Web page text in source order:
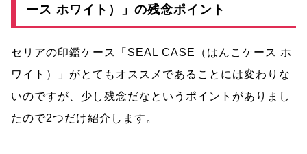
ース ホワイト）」の残念ポイント
セリアの印鑑ケース「SEAL CASE（はんこケース ホ
ワイト）」がとてもオススメであることには変わりな
いのですが、少し残念だなというポイントがありまし
たので2つだけ紹介します。